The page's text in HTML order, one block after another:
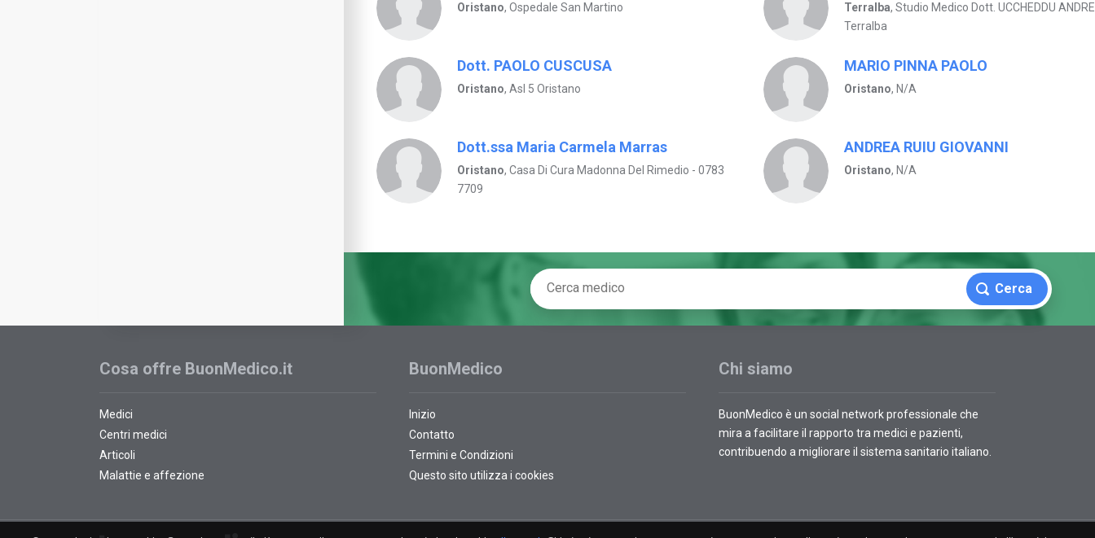
Oristano, Ospedale San Martino
Dott. PAOLO CUSCUSA
Oristano, Asl 5 Oristano
Dott.ssa Maria Carmela Marras
Oristano, Casa Di Cura Madonna Del Rimedio - 0783
7709
Terralba, Studio Medico Dott. UCCHEDDU
Terralba
MARIO PINNA PAOLO
Oristano, N/A
ANDREA RUIU GIOVANNI
Oristano, N/A
Cerca
Cosa offre BuonMedico.it
Medici
Centri medici
Articoli
Malattie e affezione
BuonMedico
Inizio
Contatto
Termini e Condizioni
Questo sito utilizza i cookies
Chi siamo
BuonMedico è un social network professionale che
mira a facilitare il rapporto tra medici e pazienti,
contribuendo a migliorare il sistema sanitario italiano.